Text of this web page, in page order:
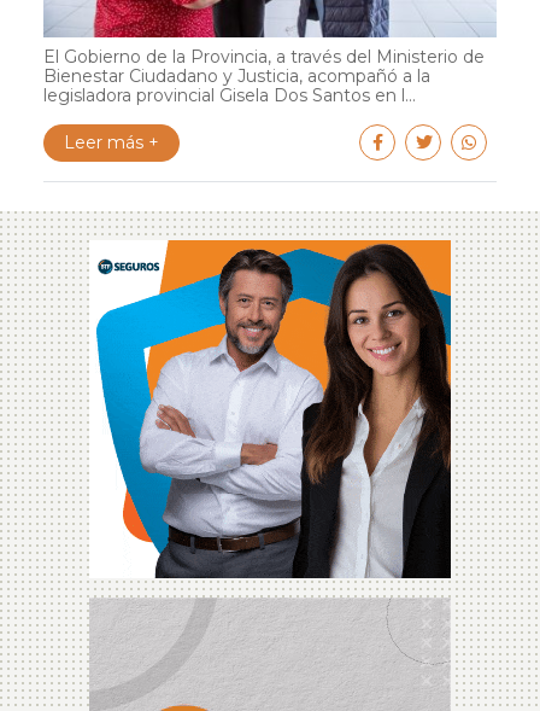
El Gobierno de la Provincia, a través del Ministerio de
Bienestar Ciudadano y Justicia, acompañó a la
legisladora provincial Gisela Dos Santos en l...
Leer más +